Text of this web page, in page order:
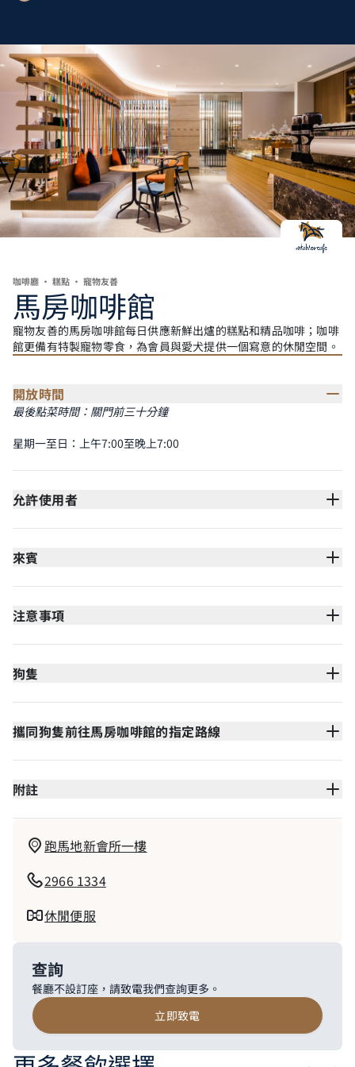
咖啡廳 • 糕點 • 寵物友善
馬房咖啡館
寵物友善的馬房咖啡館每日供應新鮮出爐的糕點和精品咖啡；咖啡
館更備有特製寵物零食，為會員與愛犬提供一個寫意的休閒空間。
開放時間
最後點菜時間：關門前三十分鐘
星期一至日：上午7:00至晚上7:00
允許使用者
來賓
注意事項
狗隻
攜同狗隻前往馬房咖啡館的指定路線
附註
跑馬地新會所一樓
2966 1334
休閒便服
查詢
餐廳不設訂座，請致電我們查詢更多。
立即致電